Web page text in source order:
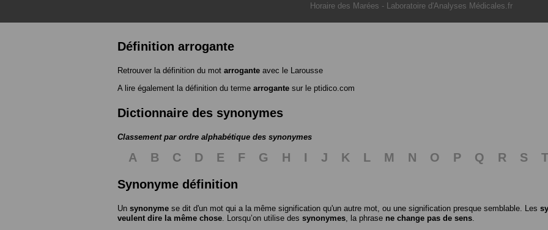
Horaire des Marées - Laboratoire d'Analyses Médicales.fr
Définition arrogante
Retrouver la définition du mot arrogante avec le Larousse
A lire également la définition du terme arrogante sur le ptidico.com
Dictionnaire des synonymes
Classement par ordre alphabétique des synonymes
A B C D E F G H I J K L M N O P Q R S
T
Synonyme définition
Un synonyme se dit d'un mot qui a la même signification qu'un autre mot, ou une signification presque semblable. Les
veulent dire la même chose . Lorsqu’on utilise des synonymes , la phrase ne change pas de sens